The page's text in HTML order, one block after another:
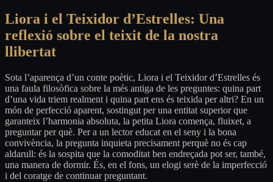
Liora i el Teixidor d’Estrelles: Una
reflexió sobre el teixit de la nostra
llibertat
Sota l’aparença d’un conte poètic, Liora i el Teixidor d’Estrelles és
una faula filosòfica sobre la més antiga de les preguntes: quina part
d’una vida triem realment i quina part ens és teixida per altri? En un
món de perfecció aparent, sostingut per una entitat superior que
garanteix l’harmonia absoluta, la petita Liora comença, fluixet, a
preguntar per què. Per a un lector educat en el seny i la bona
convivència, la pregunta inquieta precisament perquè no és cap
aldarull: és la sospita que la comoditat ben endreçada pot ser, també,
una manera de dormir. És, en el fons, un elogi serè de la imperfecció
i del coratge de continuar preguntant.